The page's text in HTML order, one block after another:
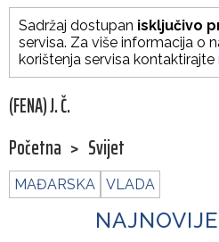
Sadržaj dostupan isključivo
servisa. Za više informacija o
korištenja servisa kontaktirajte
(FENA) J. Č.
Početna > Svijet
MAĐARSKA VLADA